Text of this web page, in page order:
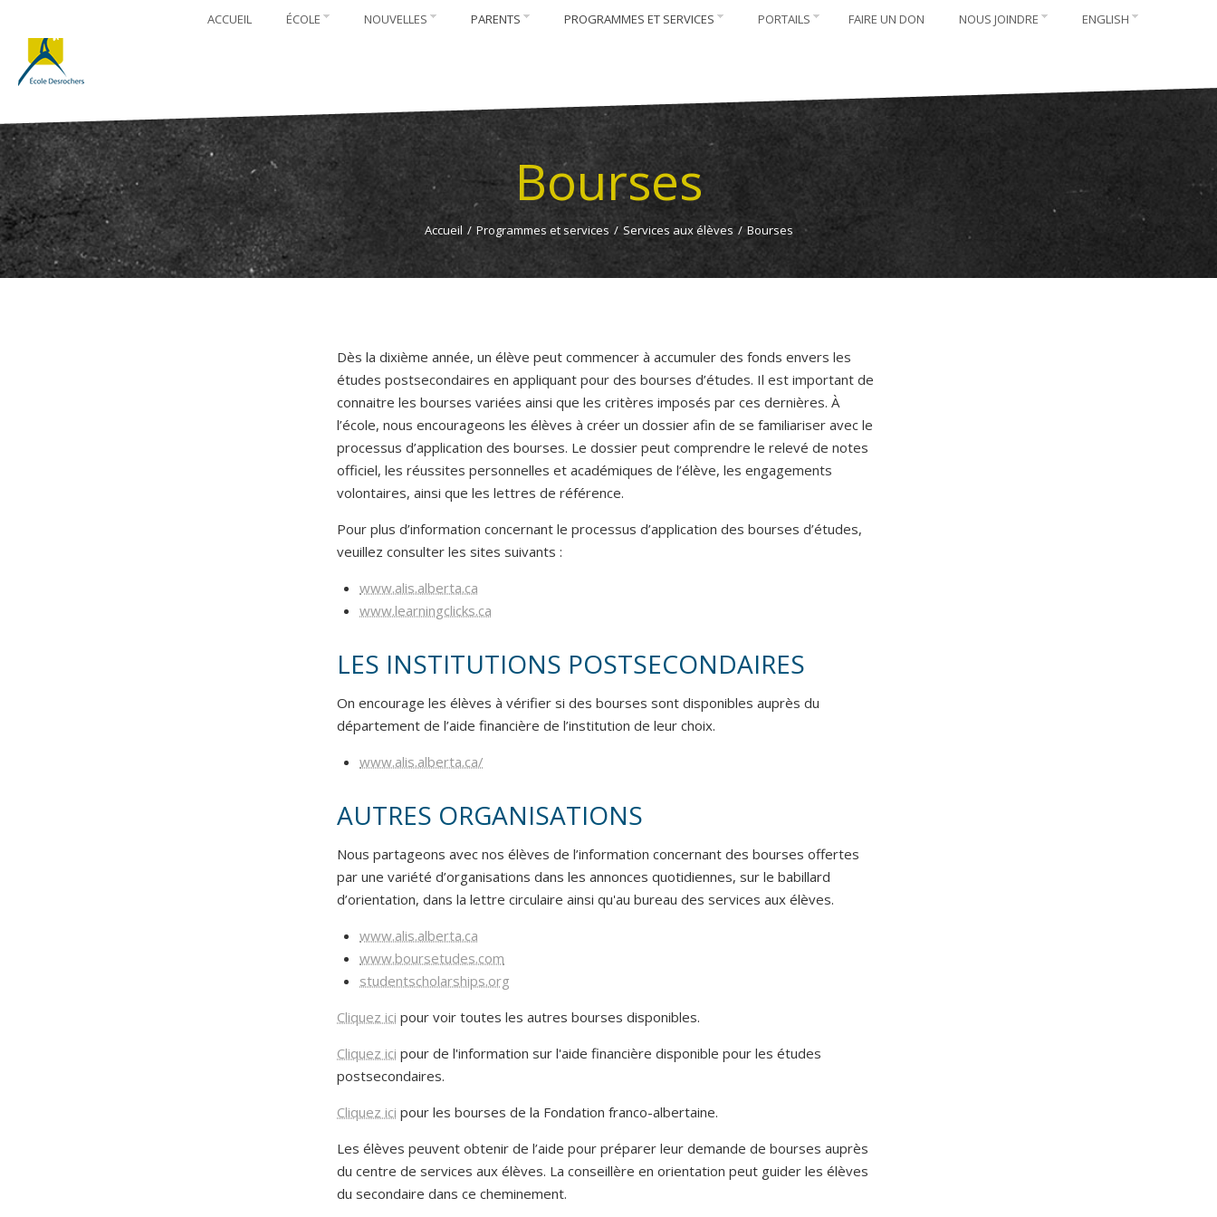
ACCUEIL ÉCOLE NOUVELLES PARENTS PROGRAMMES ET SERVICES PORTAILS FAIRE UN DON NOUS JOINDRE ENGLISH
Bourses
Accueil / Programmes et services / Services aux élèves / Bourses
Dès la dixième année, un élève peut commencer à accumuler des fonds envers les
études postsecondaires en appliquant pour des bourses d’études. Il est important de
connaitre les bourses variées ainsi que les critères imposés par ces dernières. À
l’école, nous encourageons les élèves à créer un dossier afin de se familiariser avec le
processus d’application des bourses. Le dossier peut comprendre le relevé de notes
officiel, les réussites personnelles et académiques de l’élève, les engagements
volontaires, ainsi que les lettres de référence.
Pour plus d’information concernant le processus d’application des bourses d’études,
veuillez consulter les sites suivants :
www.alis.alberta.ca
www.learningclicks.ca
LES INSTITUTIONS POSTSECONDAIRES
On encourage les élèves à vérifier si des bourses sont disponibles auprès du
département de l’aide financière de l’institution de leur choix.
www.alis.alberta.ca/
AUTRES ORGANISATIONS
Nous partageons avec nos élèves de l’information concernant des bourses offertes
par une variété d’organisations dans les annonces quotidiennes, sur le babillard
d’orientation, dans la lettre circulaire ainsi qu'au bureau des services aux élèves.
www.alis.alberta.ca
www.boursetudes.com
studentscholarships.org
Cliquez ici pour voir toutes les autres bourses disponibles.
Cliquez ici pour de l'information sur l'aide financière disponible pour les études
postsecondaires.
Cliquez ici pour les bourses de la Fondation franco-albertaine.
Les élèves peuvent obtenir de l’aide pour préparer leur demande de bourses auprès
du centre de services aux élèves. La conseillère en orientation peut guider les élèves
du secondaire dans ce cheminement.